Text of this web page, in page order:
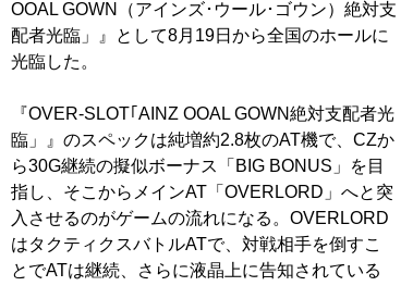
OOAL GOWN（アインズ･ウール･ゴウン）絶対支
配者光臨」』として8月19日から全国のホールに
光臨した。
『OVER-SLOT｢AINZ OOAL GOWN絶対支配者光
臨」』のスペックは純増約2.8枚のAT機で、CZか
ら30G継続の擬似ボーナス「BIG BONUS」を目
指し、そこからメインAT「OVERLORD」へと突
入させるのがゲームの流れになる。OVERLORD
はタクティクスバトルATで、対戦相手を倒すこ
とでATは継続、さらに液晶上に告知されている